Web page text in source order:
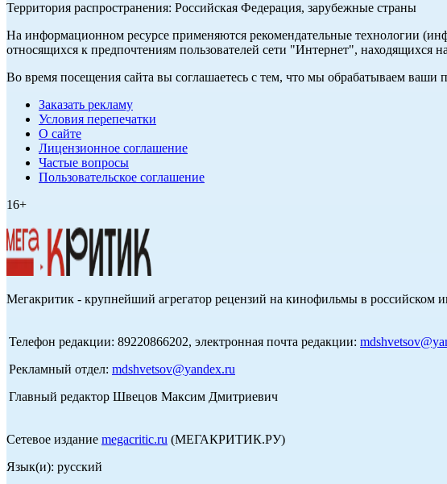
Территория распространения: Российская Федерация, зарубежные страны
На информационном ресурсе применяются рекомендательные технологии
относящихся к предпочтениям пользователей сети "Интернет", находящихся
Во время посещения сайта вы соглашаетесь с тем, что мы обрабатываем
Заказать рекламу
Условия перепечатки
О сайте
Лицензионное соглашение
Частые вопросы
Пользовательское соглашение
16+
Мегакритик - крупнейший агрегатор рецензий на кинофильмы в российском
Телефон редакции: 89220866202, электронная почта редакции:
Рекламный отдел: mdshvetsov@yandex.ru
Главный редактор Швецов Максим Дмитриевич
Сетевое издание megacritic.ru (МЕГАКРИТИК.РУ)
Язык(и): русский